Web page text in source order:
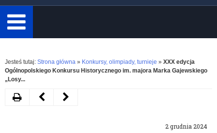
minimum
3
znaki.
Rozwiń
Jesteś tutaj: Strona główna » Konkursy, olimpiady, turnieje » XXX edycja
Ogólnopolskiego Konkursu Historycznego im. majora Marka Gajewskiego
„Losy...
2 grudnia 2024
DrukujNastępnyPoprzedni